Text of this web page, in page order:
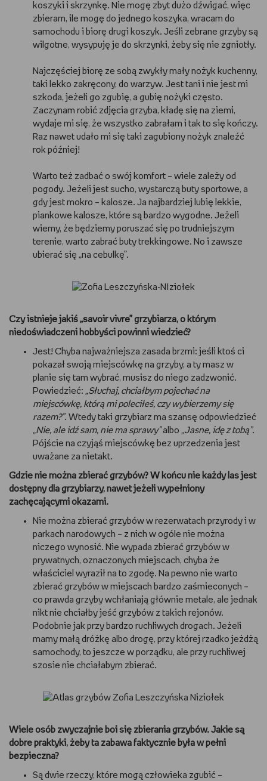
koszyki i skrzynkę. Nie mogę zbyt dużo dźwigać, więc
zbieram, ile mogę do jednego koszyka, wracam do
samochodu i biorę drugi koszyk. Jeśli zebrane grzyby są
wilgotne, wysypuję je do skrzynki, żeby się nie zgniotły.
Najczęściej biorę ze sobą zwykły mały nożyk kuchenny,
taki lekko zakręcony, do warzyw. Jest tani i nie jest mi
szkoda, jeżeli go zgubię, a gubię nożyki często.
Zaczynam robić zdjęcia grzyba, kładę się na ziemi,
wydaje mi się, że wszystko zabrałam i tak to się kończy.
Raz nawet udało mi się taki zagubiony nożyk znaleźć
rok później!
Warto też zadbać o swój komfort – wiele zależy od
pogody. Jeżeli jest sucho, wystarczą buty sportowe, a
gdy jest mokro – kalosze. Ja najbardziej lubię lekkie,
piankowe kalosze, które są bardzo wygodne. Jeżeli
wiemy, że będziemy poruszać się po trudniejszym
terenie, warto zabrać buty trekkingowe. No i zawsze
ubierać się „na cebulkę”.
Czy istnieje jakiś „savoir vivre” grzybiarza, o którym
niedoświadczeni hobbyści powinni wiedzieć?
Jest! Chyba najważniejsza zasada brzmi: jeśli ktoś ci
pokazał swoją miejscówkę na grzyby, a ty masz w
planie się tam wybrać, musisz do niego zadzwonić.
Powiedzieć: „Słuchaj, chciałbym pojechać na
miejscówkę, którą mi poleciłeś, czy wybierzemy się
razem?”. Wtedy taki grzybiarz ma szansę odpowiedzieć
„Nie, ale idź sam, nie ma sprawy”albo „Jasne, idę z tobą”.
Pójście na czyjąś miejscówkę bez uprzedzenia jest
uważane za nietakt.
Gdzie nie można zbierać grzybów? W końcu nie każdy las jest
dostępny dla grzybiarzy, nawet jeżeli wypełniony
zachęcającymi okazami.
Nie można zbierać grzybów w rezerwatach przyrody i w
parkach narodowych – z nich w ogóle nie można
niczego wynosić. Nie wypada zbierać grzybów w
prywatnych, oznaczonych miejscach, chyba że
właściciel wyraził na to zgodę. Na pewno nie warto
zbierać grzybów w miejscach bardzo zaśmieconych –
co prawda grzyby wchłaniają głównie metale, ale jednak
nikt nie chciałby jeść grzybów z takich rejonów.
Podobnie jak przy bardzo ruchliwych drogach. Jeżeli
mamy małą dróżkę albo drogę, przy której rzadko jeżdżą
samochody, to jeszcze w porządku, ale przy ruchliwej
szosie nie chciałabym zbierać.
Wiele osób zwyczajnie boi się zbierania grzybów. Jakie są
dobre praktyki, żeby ta zabawa faktycznie była w pełni
bezpieczna?
Są dwie rzeczy, które mogą człowieka zgubić –